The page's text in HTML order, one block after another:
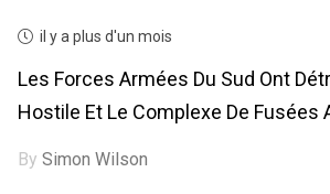
il y a plus d'un mois
Les Forces Armées Du Sud Ont
Hostile Et Le Complexe De Fusées
BySimon Wilson